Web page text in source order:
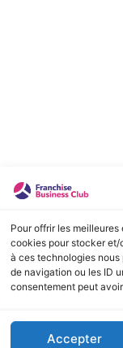
Pour offrir les
cookies pour stocker et/
à ces technologies
de navigation ou les ID
consentement peut
Accepter
: